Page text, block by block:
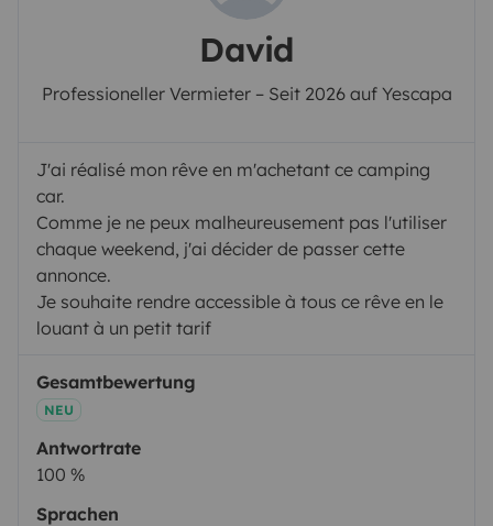
David
Professioneller Vermieter – Seit 2026 auf Yescapa
J'ai réalisé mon rêve en m'achetant ce camping
car.
Comme je ne peux malheureusement pas l'utiliser
chaque weekend, j'ai décider de passer cette
annonce.
Je souhaite rendre accessible à tous ce rêve en le
louant à un petit tarif
Gesamtbewertung
NEU
Antwortrate
100 %
Sprachen